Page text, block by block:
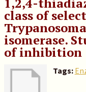
class of
isomerase.
of inhibition
Tags: